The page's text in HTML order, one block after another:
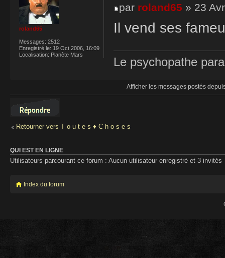
par roland65 » 23
Il vend ses
Le psychopathe
roland65
Messages: 2512
Enregistré le: 19 Oct 2006, 16:09
Localisation: Planète Mars
Afficher les messages postés
Retourner vers T o u t e s ♦ C h o s e s
QUI EST EN LIGNE
Utilisateurs parcourant ce forum : Aucun utilisateur enregistré et 3 invités
Index du forum